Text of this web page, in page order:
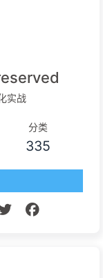
官方正版免
了
PyCharm vs